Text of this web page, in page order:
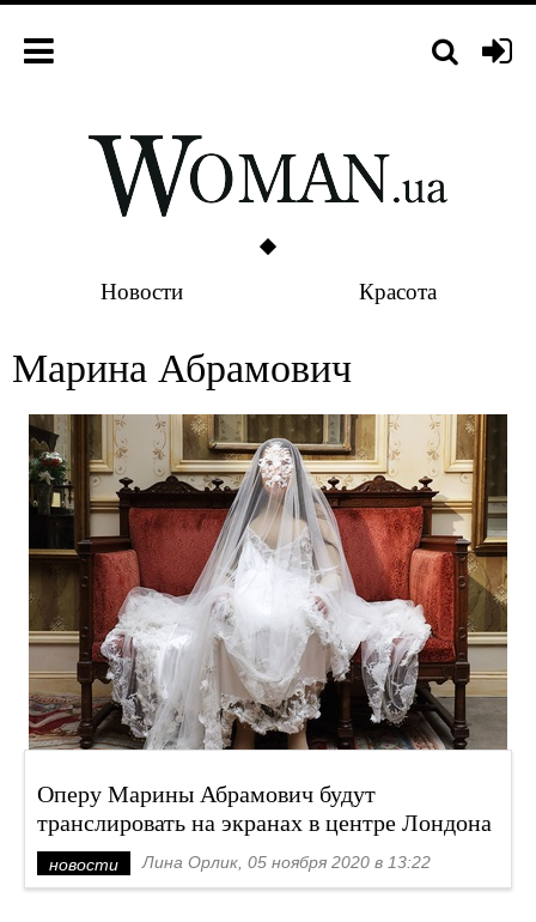
Новости Красота
Марина Абрамович
Оперу Марины Абрамович будут
транслировать на экранах в центре Лондона
новости Лина Орлик, 05 ноября 2020 в 13:22